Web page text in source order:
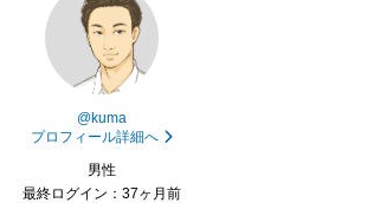
@kuma
プロフィール詳細へ
男性
最終ログイン：37ヶ月前